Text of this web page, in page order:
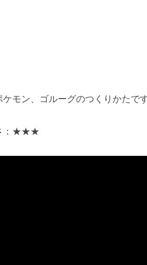
ケモン、ゴルーグのつくりかたで
：★★★